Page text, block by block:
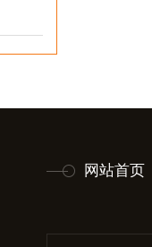
网站首页